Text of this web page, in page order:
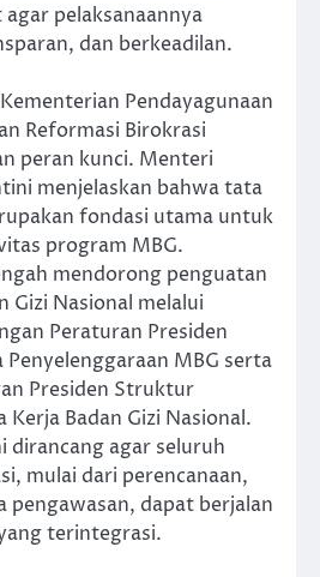
pelaksanaannya
dan berkeadilan.
Pendayagunaan
Reformasi Birokrasi
peran kunci. Menteri
menjelaskan bahwa tata
fondasi utama untuk
program MBG.
mendorong penguatan
Gizi Nasional melalui
Peraturan Presiden
MBG serta
Presiden Struktur
Kerja Badan Gizi Nasional.
dirancang agar seluruh
mulai dari perencanaan,
pengawasan, dapat berjalan
terintegrasi.